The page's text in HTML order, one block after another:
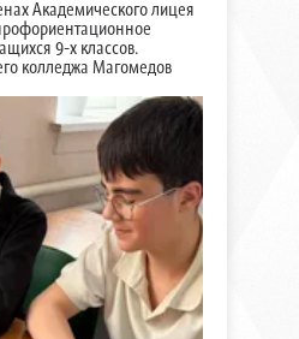
Академического лицея
9-х классов.
колледжа Магомедов